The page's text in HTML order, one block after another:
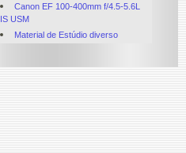
Canon EF 100-400mm f/4.5-5.6L
IS USM
Material de Estúdio diverso